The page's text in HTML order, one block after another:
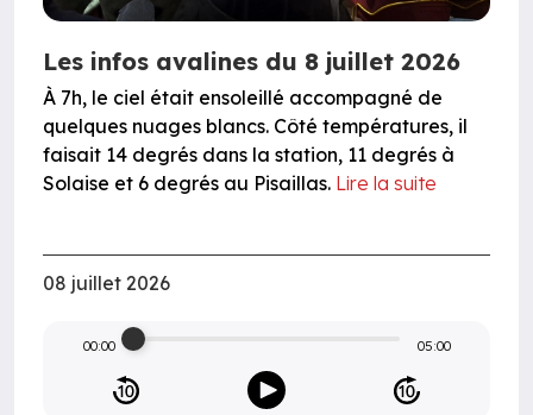
Les infos avalines du 8 juillet 2026
À 7h, le ciel était ensoleillé accompagné de
quelques nuages blancs. Côté températures, il
faisait 14 degrés dans la station, 11 degrés à
Solaise et 6 degrés au Pisaillas. Lire la suite
08 juillet 2026
00:00 05:00